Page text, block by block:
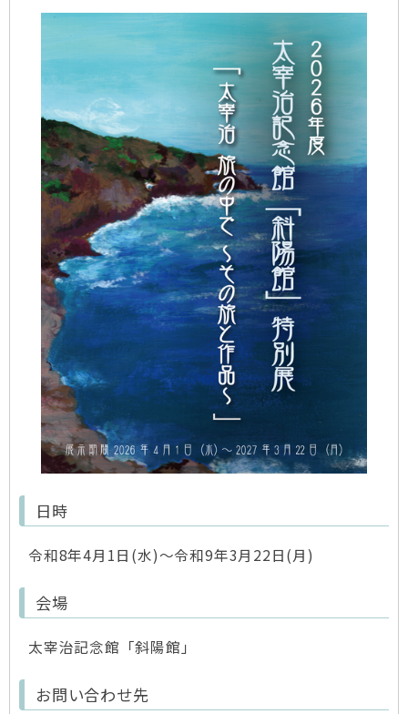
日時
令和8年4月1日(水)～令和9年3月22日(月)
会場
太宰治記念館「斜陽館」
お問い合わせ先